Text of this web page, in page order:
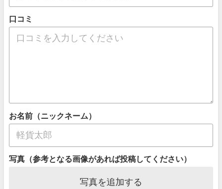
口コミ
お名前（ニックネーム）
写真（参考となる画像があれば投稿してください）
写真を追加する